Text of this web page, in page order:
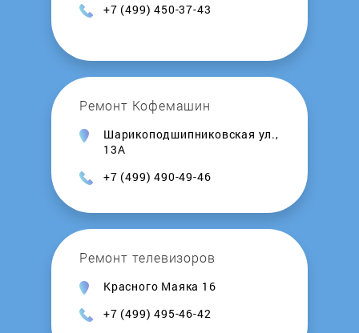
Immergas
Intois
Junker
Kedr
Kentatsu
Kerona
+7 (499) 450-37-43
Ремонт Кофемашин
Шарикоподшипниковская ул.,
13А
+7 (499) 490-49-46
Ремонт телевизоров
Красного Маяка 16
+7 (499) 495-46-42